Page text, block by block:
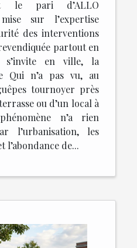
le pari d’ALLO
sur l’expertise
des interventions
partout en
en ville, la
Qui n’a pas vu, au
tournoyer près
ou d’un local à
n’a rien
l’urbanisation, les
l’abondance de...